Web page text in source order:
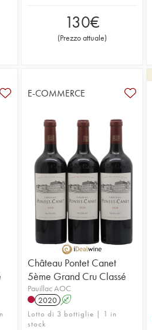
130€
(Prezzo attuale)
E-COMMERCE
Château Pontet Canet
5ème Grand Cru Classé
Pauillac AOC
2020 A
Lotto di 3 bottiglie | 1 in
stock